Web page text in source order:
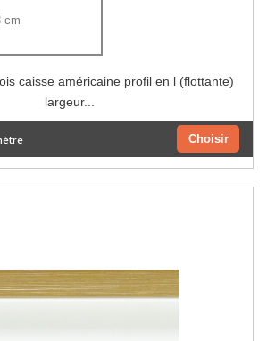
cm
caisse américaine profil en l (flottante)
largeur...
Choisir